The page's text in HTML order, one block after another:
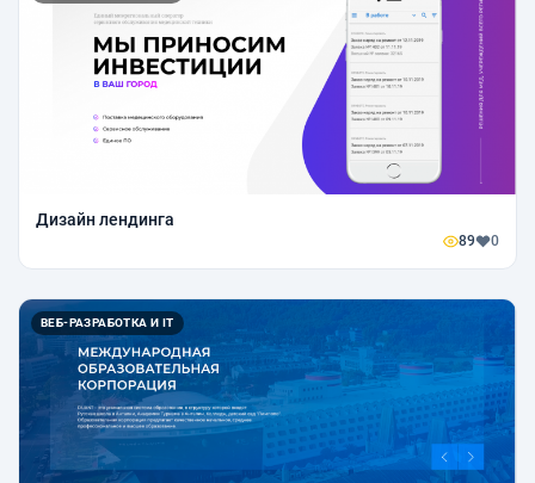
Дизайн лендинга
89 0
ВЕБ-РАЗРАБОТКА И IT